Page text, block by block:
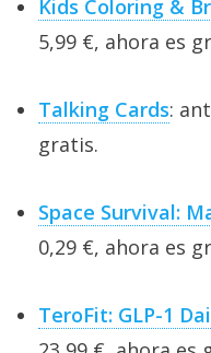
Kids Coloring &
5,99 €, ahora es
Talking Cards:
gratis.
Space Survival:
0,29 €, ahora es
TeroFit: GLP-1